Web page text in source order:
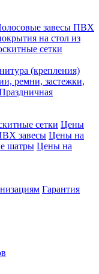
завесы ПВХ
на стол из
сетки
(крепления)
ремни, застежки,
сетки Цены
завесы Цены на
шатры Цены на
Гарантия